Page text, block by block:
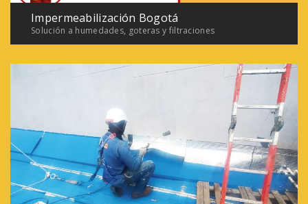
Impermeabilización Bogotá
Solución a humedades, goteras y filtraciones